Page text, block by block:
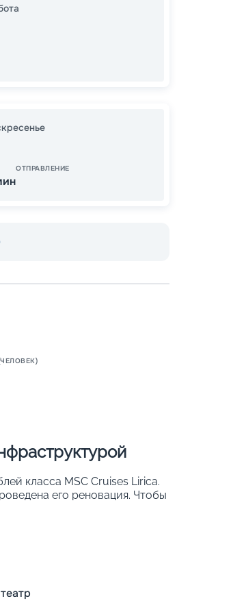
ОТПРАВЛЕНИЕ
класса MSC Cruises Lirica.
его реновация. Чтобы
ростовые иллюминаторы,
976 комфортабельных
разместиться 2 679